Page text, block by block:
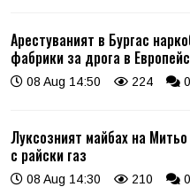
Арестуваният в Бургас
фабрики за дрога в
08 Aug 14:50 224 0
Луксозният майбах на
с райски газ
08 Aug 14:30 210 0